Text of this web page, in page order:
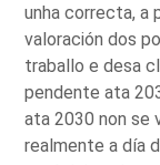
unha correcta, a
valoración dos
traballo e desa
pendente ata
ata 2030 non se
realmente a día